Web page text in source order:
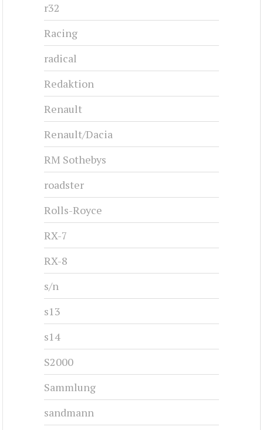
r32
Racing
radical
Redaktion
Renault
Renault/Dacia
RM Sothebys
roadster
Rolls-Royce
RX-7
RX-8
s/n
s13
s14
S2000
Sammlung
sandmann